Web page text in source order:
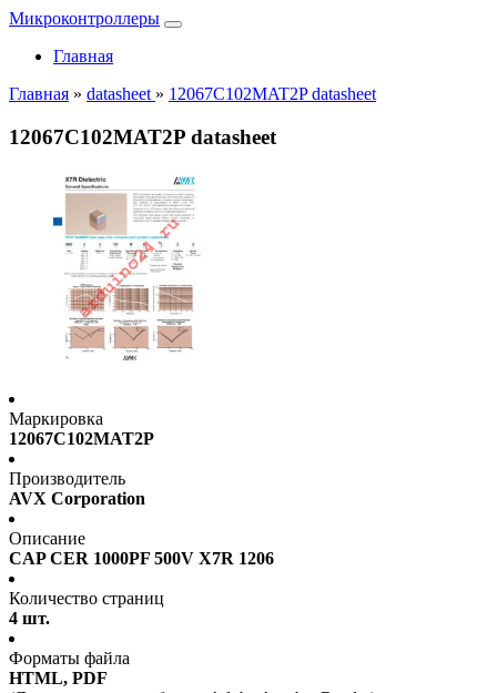
Микроконтроллеры
Главная
Главная » datasheet » 12067C102MAT2P datasheet
12067C102MAT2P datasheet
Маркировка
12067C102MAT2P
Производитель
AVX Corporation
Описание
CAP CER 1000PF 500V X7R 1206
Количество страниц
4 шт.
Форматы файла
HTML, PDF